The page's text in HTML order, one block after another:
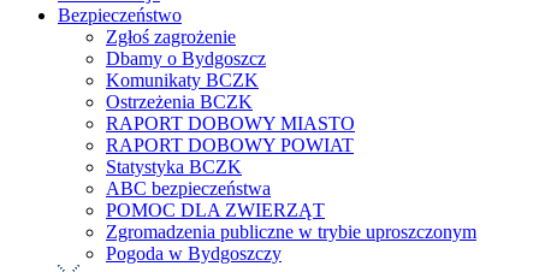
Bezpieczeństwo
Zgłoś zagrożenie
Dbamy o Bydgoszcz
Komunikaty BCZK
Ostrzeżenia BCZK
RAPORT DOBOWY MIASTO
RAPORT DOBOWY POWIAT
Statystyka BCZK
ABC bezpieczeństwa
POMOC DLA ZWIERZĄT
Zgromadzenia publiczne w trybie uproszczonym
Pogoda w Bydgoszczy